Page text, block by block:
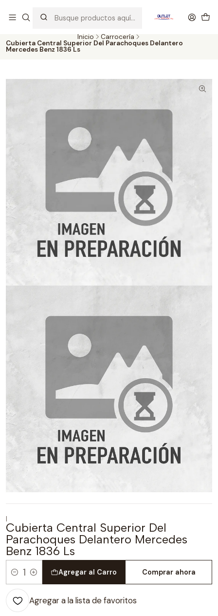
probados con altos estándares de calidad.
Inicio Carrocería
Cubierta Central Superior Del Parachoques Delantero
Mercedes Benz 1836 Ls
|
Cubierta Central Superior Del
Parachoques Delantero Mercedes
Benz 1836 Ls
Cantidad
Agregar al Carro Comprar ahora
Agregar a la lista de favoritos